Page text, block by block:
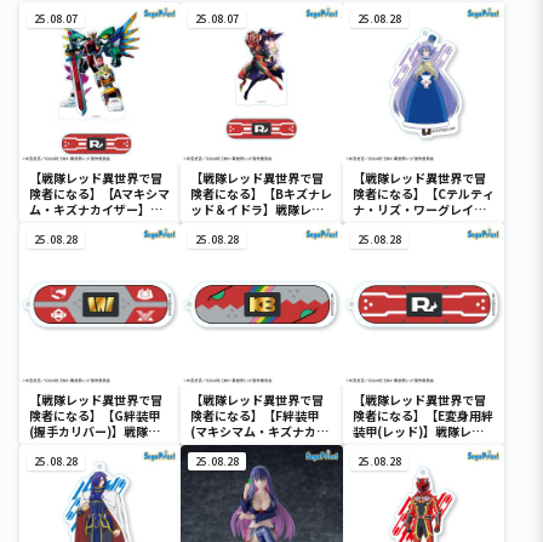
25.08.07
【戦隊レッド異世界で冒
険者になる】【Aマキシマ
ム・キズナカイザー】戦
隊レッド 異世界で冒険者
になる [PtZ]ビッグア
25.08.07
【戦隊レッド異世界で冒
険者になる】【Bキズナレ
ッド＆イドラ】戦隊レッ
ド 異世界で冒険者にな
る [PtZ]ビッグアクリ
25.08.28
【戦隊レッド異世界で冒
険者になる】【Cテルティ
ナ・リズ・ワーグレイ・
アヴァルロスト】戦隊レ
ッド 異世界で冒険者にな
25.08.28
【戦隊レッド異世界で冒
険者になる】【G絆装甲
(握手カリバー)】戦隊レ
ッド 異世界で冒険者にな
る アクリルキーチェー
ン（EX）
25.08.28
【戦隊レッド異世界で冒
険者になる】【F絆装甲
(マキシマム・キズナカイ
ザー)】戦隊レッド 異世界
で冒険者になる アクリ
ルキーチェーン（EX）
25.08.28
【戦隊レッド異世界で冒
険者になる】【E変身用絆
装甲(レッド)】戦隊レッ
る アクリルキーチェー
25.08.28 25.08.28 25.08.28